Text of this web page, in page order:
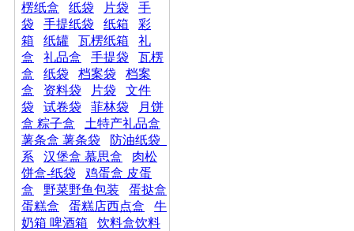
楞纸盒
纸袋 片袋
手
袋
手提纸袋 纸箱
彩
箱
纸罐 瓦楞纸箱
礼
盒
礼品盒 手提袋
瓦楞
盒
纸袋 档案袋
档案
盒
资料袋 片袋
文件
袋
试卷袋 菲林袋
月饼
盒 粽子盒
土特产礼品盒
薯条盒 薯条袋
防油纸袋_
系
汉堡盒 慕思盒
肉松
饼盒-纸袋
鸡蛋盒 皮蛋
盒
野菜野鱼包装
蛋挞盒
蛋糕盒
蛋糕店西点盒
牛
奶箱 啤酒箱
饮料盒饮料